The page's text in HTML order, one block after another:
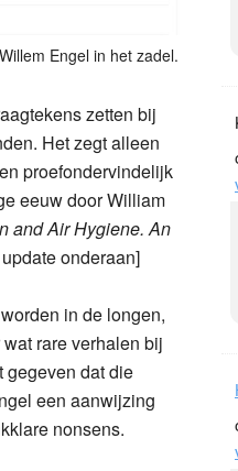
Engel in het zadel.
zetten bij
Het zegt alleen
proefondervindelijk
eeuw door William
and Air Hygiene. An
onderaan]
in de longen,
rare verhalen bij
gegeven dat die
een aanwijzing
nonsens.